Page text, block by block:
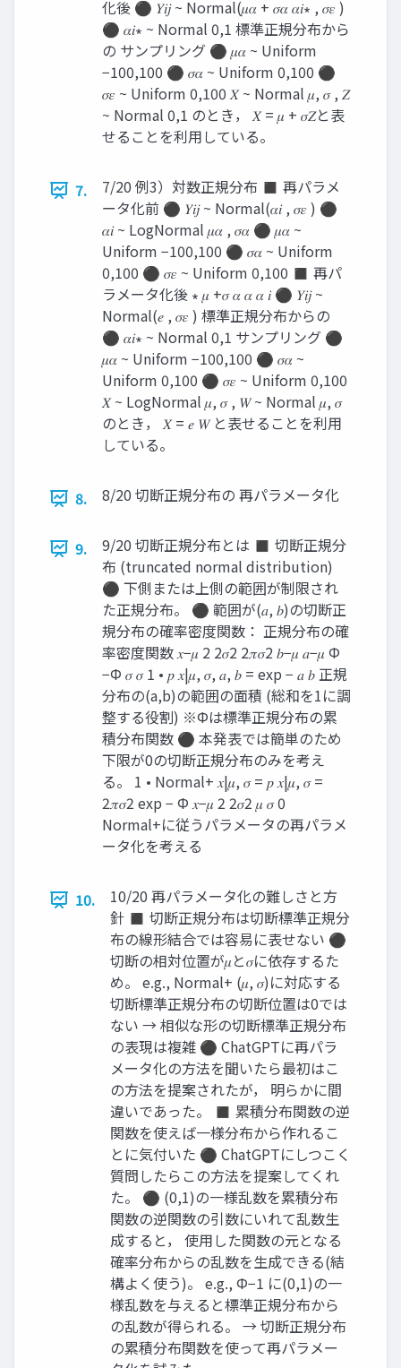
化後 ⚫ 𝑌𝑖𝑗 ~ Normal(𝜇𝛼 + 𝜎𝛼 𝛼𝑖∗ , 𝜎𝜀 )
⚫ 𝛼𝑖∗ ~ Normal 0,1 標準正規分布から
の サンプリング ⚫ 𝜇𝛼 ~ Uniform
−100,100 ⚫ 𝜎𝛼 ~ Uniform 0,100 ⚫
𝜎𝜀 ~ Uniform 0,100 𝑋 ~ Normal 𝜇, 𝜎 , 𝑍
~ Normal 0,1 のとき， 𝑋 = 𝜇 + 𝜎𝑍と表
せることを利用している。
7.
7/20 例3）対数正規分布 ◼ 再パラメ
ータ化前 ⚫ 𝑌𝑖𝑗 ~ Normal(𝛼𝑖 , 𝜎𝜀 ) ⚫
𝛼𝑖 ~ LogNormal 𝜇𝛼 , 𝜎𝛼 ⚫ 𝜇𝛼 ~
Uniform −100,100 ⚫ 𝜎𝛼 ~ Uniform
0,100 ⚫ 𝜎𝜀 ~ Uniform 0,100 ◼ 再パ
ラメータ化後 ∗ 𝜇 +𝜎 𝛼 𝛼 𝛼 𝑖 ⚫ 𝑌𝑖𝑗 ~
Normal(𝑒 , 𝜎𝜀 ) 標準正規分布からの
⚫ 𝛼𝑖∗ ~ Normal 0,1 サンプリング ⚫
𝜇𝛼 ~ Uniform −100,100 ⚫ 𝜎𝛼 ~
Uniform 0,100 ⚫ 𝜎𝜀 ~ Uniform 0,100
𝑋 ~ LogNormal 𝜇, 𝜎 , 𝑊 ~ Normal 𝜇, 𝜎
のとき， 𝑋 = 𝑒 𝑊 と表せることを利用
している。
8. 8/20 切断正規分布の 再パラメータ化
9.
9/20 切断正規分布とは ◼ 切断正規分
布 (truncated normal distribution)
⚫ 下側または上側の範囲が制限され
た正規分布。 ⚫ 範囲が(𝑎, 𝑏)の切断正
規分布の確率密度関数： 正規分布の確
率密度関数 𝑥−𝜇 2 2𝜎2 2𝜋𝜎2 𝑏−𝜇 𝑎−𝜇 Φ
−Φ 𝜎 𝜎 1 • 𝑝 𝑥|𝜇, 𝜎, 𝑎, 𝑏 = exp − 𝑎 𝑏 正規
分布の(a,b)の範囲の面積 (総和を1に調
整する役割) ※Φは標準正規分布の累
積分布関数 ⚫ 本発表では簡単のため
下限が0の切断正規分布のみを考え
る。 1 • Normal+ 𝑥|𝜇, 𝜎 = 𝑝 𝑥|𝜇, 𝜎 =
2𝜋𝜎2 exp − Φ 𝑥−𝜇 2 2𝜎2 𝜇 𝜎 0
Normal+に従うパラメータの再パラメ
ータ化を考える
10.
10/20 再パラメータ化の難しさと方
針 ◼ 切断正規分布は切断標準正規分
布の線形結合では容易に表せない ⚫
切断の相対位置が𝜇と𝜎に依存するた
め。 e.g., Normal+ (𝜇, 𝜎)に対応する
切断標準正規分布の切断位置は0では
ない → 相似な形の切断標準正規分布
の表現は複雑 ⚫ ChatGPTに再パラ
メータ化の方法を聞いたら最初はこ
の方法を提案されたが， 明らかに間
違いであった。 ◼ 累積分布関数の逆
関数を使えば一様分布から作れるこ
とに気付いた ⚫ ChatGPTにしつこく
質問したらこの方法を提案してくれ
た。 ⚫ (0,1)の一様乱数を累積分布
関数の逆関数の引数にいれて乱数生
成すると， 使用した関数の元となる
確率分布からの乱数を生成できる(結
構よく使う)。 e.g., Φ−1 に(0,1)の一
様乱数を与えると標準正規分布から
の乱数が得られる。 → 切断正規分布
の累積分布関数を使って再パラメー